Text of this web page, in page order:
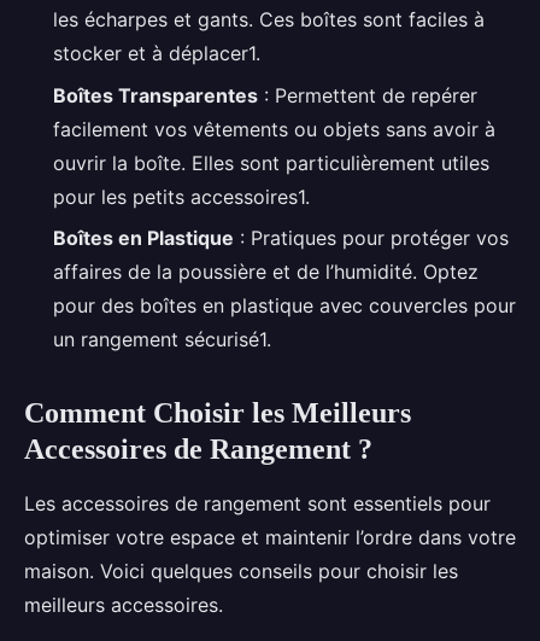
les écharpes et gants. Ces boîtes sont faciles à
stocker et à déplacer1.
Boîtes Transparentes : Permettent de repérer
facilement vos vêtements ou objets sans avoir à
ouvrir la boîte. Elles sont particulièrement utiles
pour les petits accessoires1.
Boîtes en Plastique : Pratiques pour protéger vos
affaires de la poussière et de l’humidité. Optez
pour des boîtes en plastique avec couvercles pour
un rangement sécurisé1.
Comment Choisir les Meilleurs
Accessoires de Rangement ?
Les accessoires de rangement sont essentiels pour
optimiser votre espace et maintenir l’ordre dans votre
maison. Voici quelques conseils pour choisir les
meilleurs accessoires.